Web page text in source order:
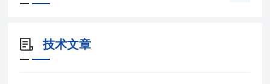
技术文章